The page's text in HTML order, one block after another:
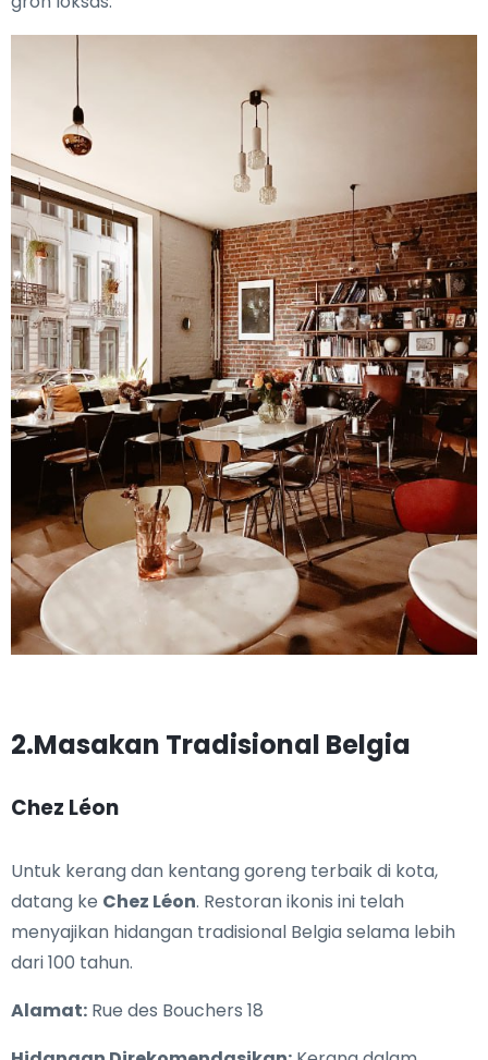
2.Masakan Tradisional Belgia
Chez Léon
Untuk kerang dan kentang goreng terbaik di kota,
datang ke Chez Léon. Restoran ikonis ini telah
menyajikan hidangan tradisional Belgia selama lebih
dari 100 tahun.
Alamat: Rue des Bouchers 18